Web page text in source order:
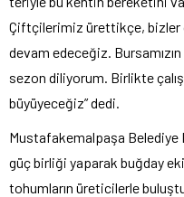
Çiftçilerimiz ürettikçe, bizler
devam edeceğiz.
sezon diliyorum. Birlikte
büyüyeceğiz” dedi.
Mustafakemalpaşa Belediye
güç birliği yaparak buğday
tohumların üreticilerle